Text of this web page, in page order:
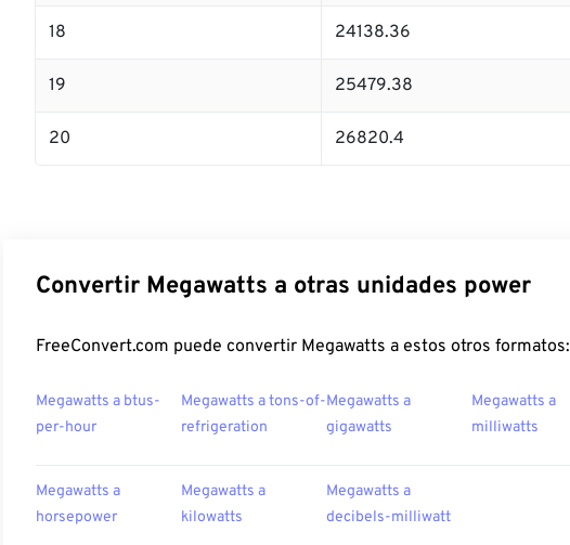
18 24138.36
19 25479.38
20 26820.4
Convertir Megawatts a otras unidades power
FreeConvert.com puede convertir Megawatts a estos otros formatos:
Megawatts a btus-
per-hour
Megawatts a tons-of-
refrigeration
Megawatts a
gigawatts
Megawatts a
milliwatts
Megawatts a
horsepower
Megawatts a
kilowatts
Megawatts a
decibels-milliwatt